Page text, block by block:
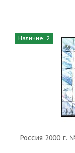
Наличие: 2
Россия 2000 г.